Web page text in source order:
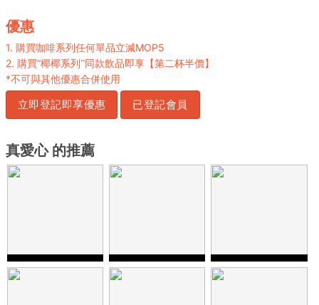
優惠
1. 購買咖啡系列任何單品立減MOP5
2. 購買“椰椰系列”同款飲品即享【第二杯半價】
*不可與其他優惠合併使用
立即登記即享優惠 已登記會員
真愛心 的推薦